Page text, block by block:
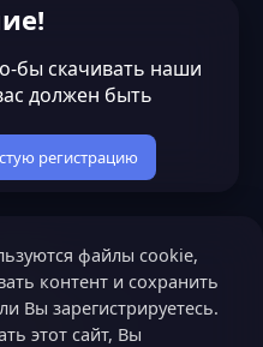
бы скачивать наши
должен быть
регистрацию
файлы cookie,
контент и сохранить
Вы зарегистрируетесь.
этот сайт, Вы